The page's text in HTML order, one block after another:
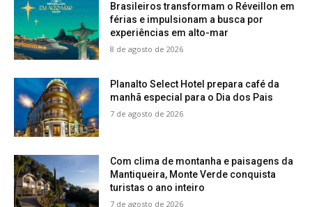
Brasileiros transformam o Réveillon em
férias e impulsionam a busca por
experiências em alto-mar
8 de agosto de 2026
Planalto Select Hotel prepara café da
manhã especial para o Dia dos Pais
7 de agosto de 2026
Com clima de montanha e paisagens da
Mantiqueira, Monte Verde conquista
turistas o ano inteiro
7 de agosto de 2026